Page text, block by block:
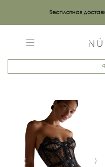
Бесплатная
‹ ›